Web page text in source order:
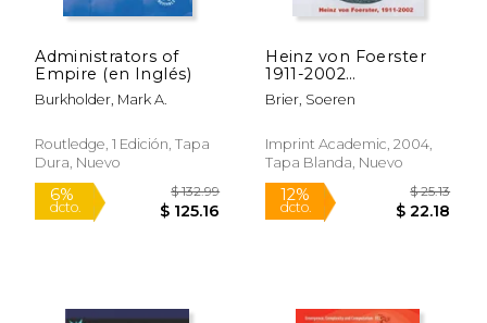
dcto. $ 476.05 dcto.
Administrators of
Empire (en Inglés)
Burkholder, Mark A.
Routledge, 1 Edición, Tapa
Dura, Nuevo
Heinz von Foerster
1911-2002
(Cybernetics &
Human Knowing) (en
Brier, Soeren
Imprint Academic, 2004,
Tapa Blanda, Nuevo